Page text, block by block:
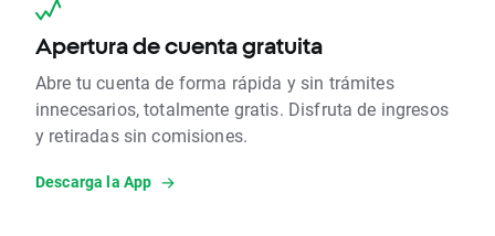
Apertura de cuenta gratuita
Abre tu cuenta de forma rápida y sin trámites
innecesarios, totalmente gratis. Disfruta de ingresos
y retiradas sin comisiones.
Descarga la App